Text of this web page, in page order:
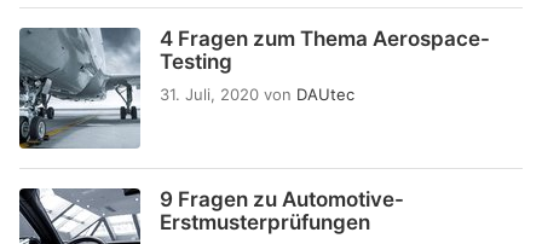
4 Fragen zum Thema Aerospace-
Testing
31. Juli, 2020 von DAUtec
9 Fragen zu Automotive-
Erstmusterprüfungen